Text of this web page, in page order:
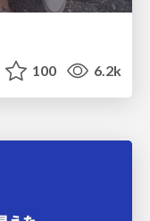
100 6.2k